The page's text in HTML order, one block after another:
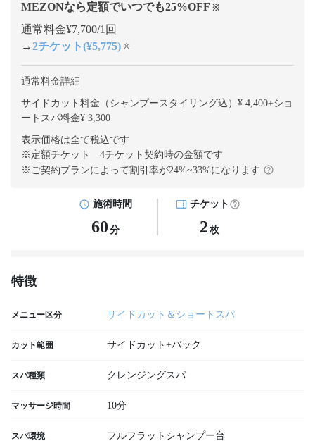
MEZONなら定額でいつでも25%OFF ※
通常料金¥7,700/1回
→2チケット(¥5,775) ※
通常料金詳細
サイドカット料金（シャンプースタイリング込）¥ 4,400+ショ
ートスパ料金¥ 3,300
表示価格は全て税込です
※定額チケット 4チケット契約時の金額です
※ご契約プランによって割引率が24%~33%になります
施術時間
60 分
チケット
2 枚
特徴
メニュー区分 サイドカット＆ショートスパ
カット範囲 サイドカット+バック
スパ種類 クレンジングスパ
マッサージ時間 10分
スパ環境 フルフラットシャンプー台